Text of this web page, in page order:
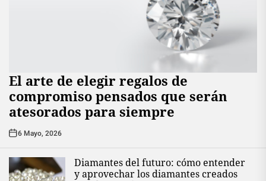
El arte de elegir regalos de
compromiso pensados que serán
atesorados para siempre
6 Mayo, 2026
Diamantes del futuro: cómo entender
y aprovechar los diamantes creados